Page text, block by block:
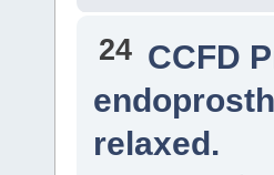
24 CCFD
relaxed.